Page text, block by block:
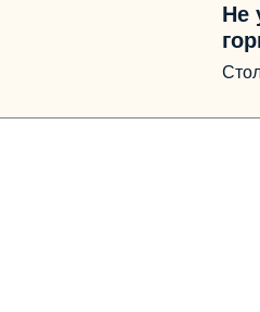
Не